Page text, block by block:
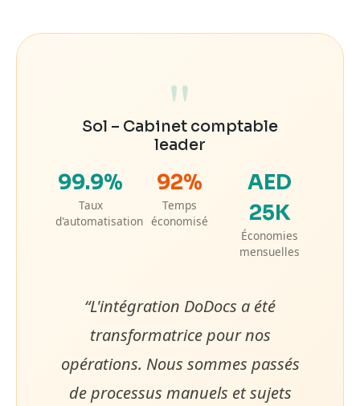
"
Sol – Cabinet comptable
leader
99.9%
Taux
d'automatisation
92%
Temps
économisé
AED
25K
Économies
mensuelles
“L'intégration DoDocs a été
transformatrice pour nos
opérations. Nous sommes passés
de processus manuels et sujets